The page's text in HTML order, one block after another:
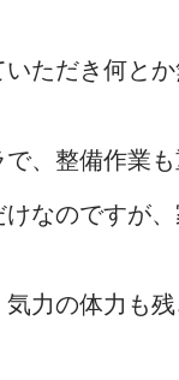
ただき何と
、整備作業
なのですが
力の体力も